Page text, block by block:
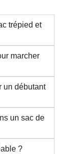
trépied et
marcher
un débutant
un sac de
?